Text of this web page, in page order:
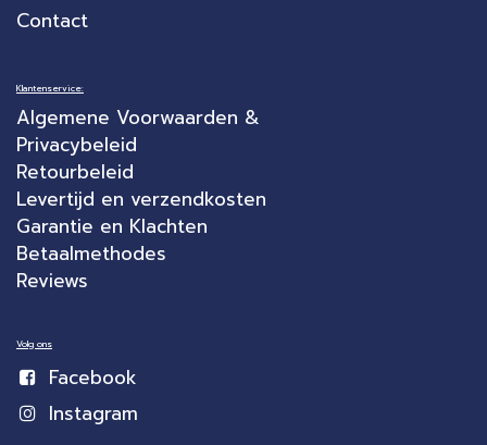
Contact
Klantenservice:
Algemene Voorwaarden &
Privacybeleid
Retourbeleid
Levertijd en verzendkosten
Garantie en Klachten
Betaalmethodes
Reviews
Volg ons
Facebook
Instagram